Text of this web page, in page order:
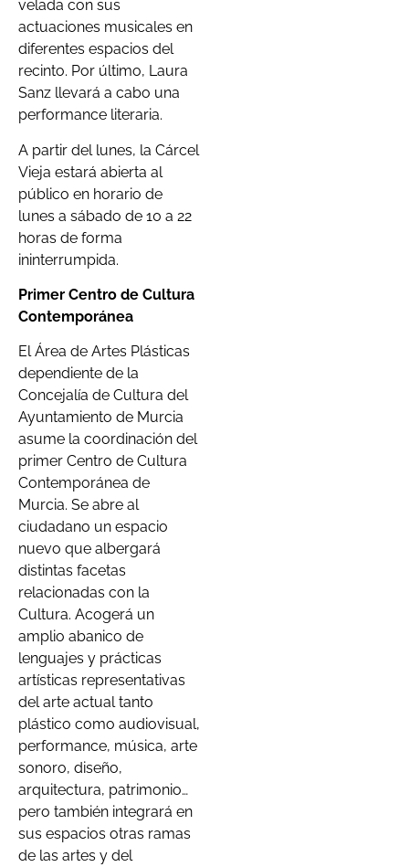
velada con sus
actuaciones musicales en
diferentes espacios del
recinto. Por último, Laura
Sanz llevará a cabo una
performance literaria.
A partir del lunes, la Cárcel
Vieja estará abierta al
público en horario de
lunes a sábado de 10 a 22
horas de forma
ininterrumpida.
Primer Centro de Cultura
Contemporánea
El Área de Artes Plásticas
dependiente de la
Concejalía de Cultura del
Ayuntamiento de Murcia
asume la coordinación del
primer Centro de Cultura
Contemporánea de
Murcia. Se abre al
ciudadano un espacio
nuevo que albergará
distintas facetas
relacionadas con la
Cultura. Acogerá un
amplio abanico de
lenguajes y prácticas
artísticas representativas
del arte actual tanto
plástico como audiovisual,
performance, música, arte
sonoro, diseño,
arquitectura, patrimonio…
pero también integrará en
sus espacios otras ramas
de las artes y del